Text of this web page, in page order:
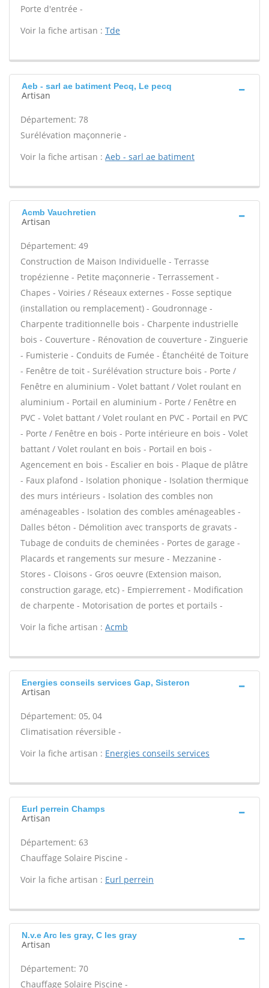
Porte d'entrée -
Voir la fiche artisan : Tde
Aeb - sarl ae batiment Pecq, Le pecq
Artisan
Département: 78
Surélévation maçonnerie -
Voir la fiche artisan : Aeb - sarl ae batiment
Acmb Vauchretien
Artisan
Département: 49
Construction de Maison Individuelle - Terrasse
tropézienne - Petite maçonnerie - Terrassement -
Chapes - Voiries / Réseaux externes - Fosse septique
(installation ou remplacement) - Goudronnage -
Charpente traditionnelle bois - Charpente industrielle
bois - Couverture - Rénovation de couverture - Zinguerie
- Fumisterie - Conduits de Fumée - Étanchéité de Toiture
- Fenêtre de toit - Surélévation structure bois - Porte /
Fenêtre en aluminium - Volet battant / Volet roulant en
aluminium - Portail en aluminium - Porte / Fenêtre en
PVC - Volet battant / Volet roulant en PVC - Portail en PVC
- Porte / Fenêtre en bois - Porte intérieure en bois - Volet
battant / Volet roulant en bois - Portail en bois -
Agencement en bois - Escalier en bois - Plaque de plâtre
- Faux plafond - Isolation phonique - Isolation thermique
des murs intérieurs - Isolation des combles non
aménageables - Isolation des combles aménageables -
Dalles béton - Démolition avec transports de gravats -
Tubage de conduits de cheminées - Portes de garage -
Placards et rangements sur mesure - Mezzanine -
Stores - Cloisons - Gros oeuvre (Extension maison,
construction garage, etc) - Empierrement - Modification
de charpente - Motorisation de portes et portails -
Voir la fiche artisan : Acmb
Energies conseils services Gap, Sisteron
Artisan
Département: 05, 04
Climatisation réversible -
Voir la fiche artisan : Energies conseils services
Eurl perrein Champs
Artisan
Département: 63
Chauffage Solaire Piscine -
Voir la fiche artisan : Eurl perrein
N.v.e Arc les gray, C les gray
Artisan
Département: 70
Chauffage Solaire Piscine -